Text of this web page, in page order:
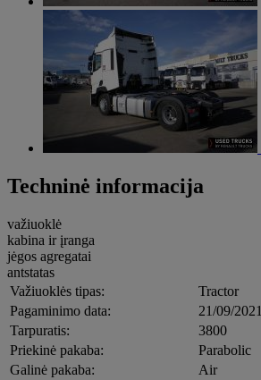
Techninė informacija
važiuoklė
kabina ir įranga
jėgos agregatai
antstatas
Važiuoklės tipas:
Tractor
Pagaminimo data:
21/09/2021
Tarpuratis:
3800
Priekinė pakaba:
Parabolic
Galinė pakaba:
Air